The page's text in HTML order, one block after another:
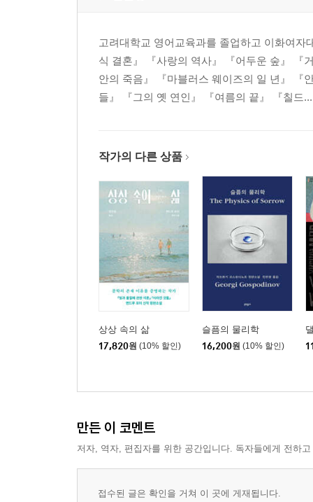
고려대학교 영어교육과를 졸업하고 이화여
식 결혼』 『사랑의 역사』 『어두운 숲』 『
안의 죽음』 『마블러스 웨이즈의 일 년』 『
들』 『그의 옛 연인』 『여름의 끝』 『칠드...
작가의 다른 상품
상상 속의 삶
17,820원 (10% 할인)
슬픔의 물리학
16,200원 (10% 할인)
만든 이 코멘트
저자, 역자, 편집자를 위한 공간입니다. 독자들에게 전하
접수된 글은 확인을 거쳐 이 곳에 게재됩니다.